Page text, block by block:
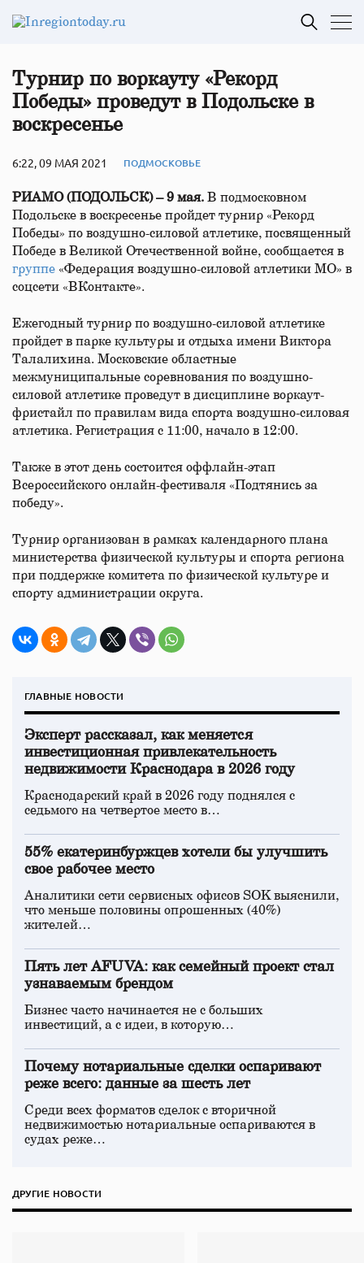
Турнир по воркауту «Рекорд
Победы» проведут в Подольске в
воскресенье
6:22, 09 МАЯ 2021 ПОДМОСКОВЬЕ
РИАМО (ПОДОЛЬСК) – 9 мая. В подмосковном
Подольске в воскресенье пройдет турнир «Рекорд
Победы» по воздушно-силовой атлетике, посвященный
Победе в Великой Отечественной войне, сообщается в
группе «Федерация воздушно-силовой атлетики МО» в
соцсети «ВКонтакте».
Ежегодный турнир по воздушно-силовой атлетике
пройдет в парке культуры и отдыха имени Виктора
Талалихина. Московские областные
межмуниципальные соревнования по воздушно-
силовой атлетике проведут в дисциплине воркаут-
фристайл по правилам вида спорта воздушно-силовая
атлетика. Регистрация с 11:00, начало в 12:00.
Также в этот день состоится оффлайн-этап
Всероссийского онлайн-фестиваля «Подтянись за
победу».
Турнир организован в рамках календарного плана
министерства физической культуры и спорта региона
при поддержке комитета по физической культуре и
спорту администрации округа.
ГЛАВНЫЕ НОВОСТИ
Эксперт рассказал, как меняется
инвестиционная привлекательность
недвижимости Краснодара в 2026 году
Краснодарский край в 2026 году поднялся с
седьмого на четвертое место в…
55% екатеринбуржцев хотели бы улучшить
свое рабочее место
Аналитики сети сервисных офисов SOK выяснили,
что меньше половины опрошенных (40%)
жителей…
Пять лет AFUVA: как семейный проект стал
узнаваемым брендом
Бизнес часто начинается не с больших
инвестиций, а с идеи, в которую…
Почему нотариальные сделки оспаривают
реже всего: данные за шесть лет
Среди всех форматов сделок с вторичной
недвижимостью нотариальные оспариваются в
судах реже…
ДРУГИЕ НОВОСТИ